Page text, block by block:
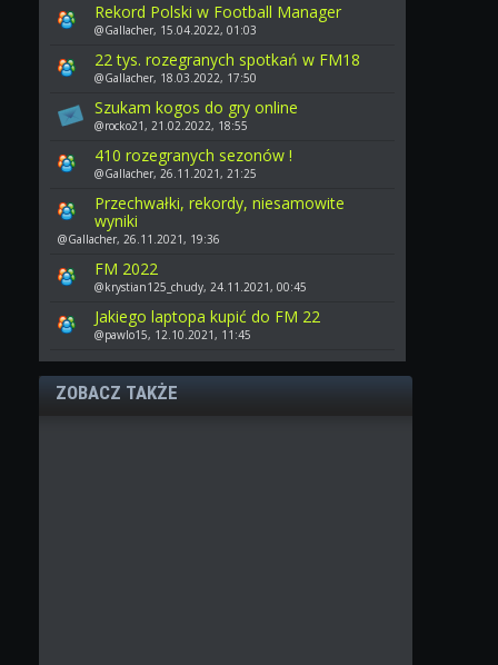
Rekord Polski w Football Manager
@Gallacher, 15.04.2022, 01:03
22 tys. rozegranych spotkań w FM18
@Gallacher, 18.03.2022, 17:50
Szukam kogos do gry online
@rocko21, 21.02.2022, 18:55
410 rozegranych sezonów !
@Gallacher, 26.11.2021, 21:25
Przechwałki, rekordy, niesamowite
wyniki
@Gallacher, 26.11.2021, 19:36
FM 2022
@krystian125_chudy, 24.11.2021, 00:45
Jakiego laptopa kupić do FM 22
@pawlo15, 12.10.2021, 11:45
ZOBACZ TAKŻE